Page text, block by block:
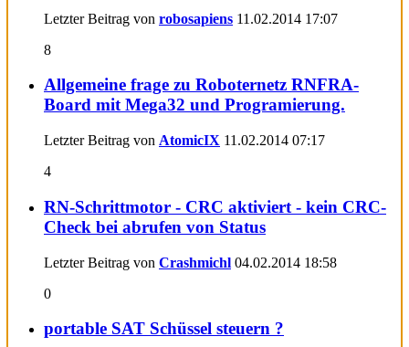
Letzter Beitrag von robosapiens 11.02.2014 17:07
8
Allgemeine frage zu Roboternetz RNFRA-
Board mit Mega32 und Programierung.
Letzter Beitrag von AtomicIX 11.02.2014 07:17
4
RN-Schrittmotor - CRC aktiviert - kein CRC-
Check bei abrufen von Status
Letzter Beitrag von Crashmichl 04.02.2014 18:58
0
portable SAT Schüssel steuern ?